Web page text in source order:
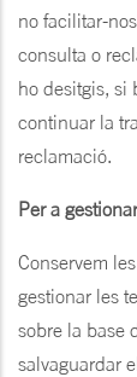
no facilitar-
consulta o
ho desitgis, si
continuar la
reclamació.
Per a
Conservem
gestionar les
sobre la base
salvaguardar